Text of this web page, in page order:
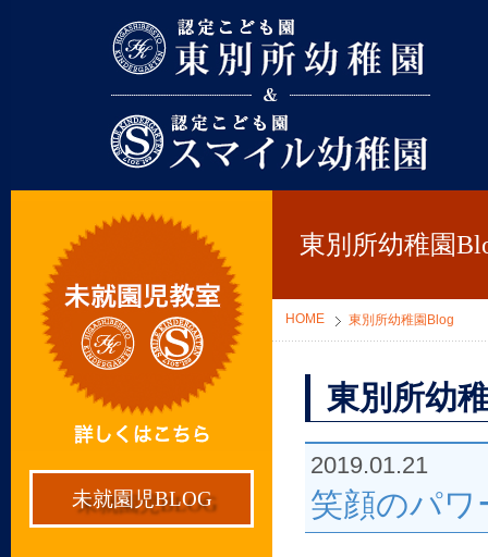
東別所幼稚園
HOME 東別所幼稚園Blog
東別所幼
2019.01.21
笑顔のパワ
未就園児BLOG